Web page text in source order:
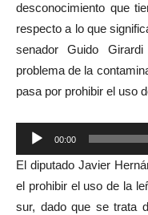
desconocimiento que
respecto a lo que
senador Guido
problema de la
pasa por prohibir el uso
Reproductor
de
audio
00:00
El diputado Javier
el prohibir el uso de la
sur, dado que se trata